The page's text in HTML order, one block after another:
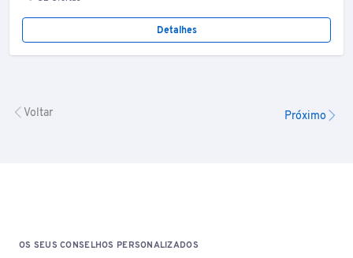
Detalhes
Voltar Próximo
OS SEUS CONSELHOS PERSONALIZADOS